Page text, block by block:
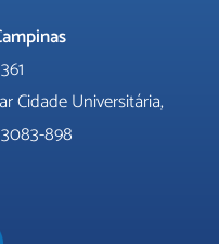
Cidade Universitária,
898